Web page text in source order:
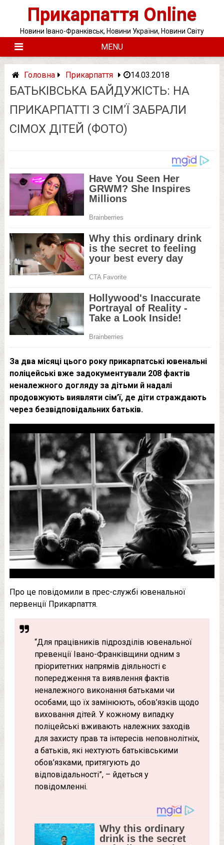
Прикарпаття Online
Новини Івано-Франківськ, Новини України, Новини Світу
MENU
Головна Прикарпаття 14.03.2018
БАТЬКІВСЬКА БАЙДУЖІСТЬ: НА
ПРИКАРПАТТІ З СІМ’Ї ЗАБРАЛИ
СІМОХ ДІТЕЙ (ФОТО)
За два місяці цього року прикарпатські ювенальні
поліцейські вже задокументували 208 фактів
неналежного догляду за дітьми й надалі
продовжують виявляти сім’ї, де діти страждають
через безвідповідальних батьків.
Про це повідомили в прес-службі ювенальної
первенції Прикарпаття.
“Для працівників підрозділів ювенальної
превенції Івано-Франківщини одним з
пріоритетних напрямів діяльності є
попередження та виявлення фактів
неналежного виконання батьками чи
особами, що їх замінюють, обов’язків щодо
виховання дітей. У кожному випадку
поліцейські вживають належних заходів
для захисту прав та інтересів неповнолітніх,
а батьків, які нехтують батьківськими
обов’язками, притягують до
відповідальності”, – йдеться у
повідомленні.